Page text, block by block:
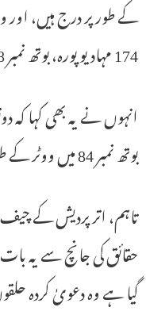
کے طور پر درج ہیں، اور
174 مہادیو پورہ، بوتھ نمبر 458 میں درج ہیں۔
بوتھ نمبر 84 میں ووٹر کے طور پر دکھایا گیا ہے۔
تاہم، اتر پردیش کے
حقائق کی جانچ سے یہ
گیا ہے وہ دعویٰ کردہ